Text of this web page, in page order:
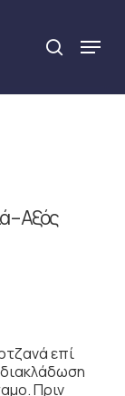
search
Menu
– Αξός
επί
διακλάδωση
Πριν
Close